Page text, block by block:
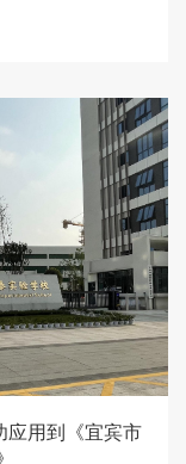
应用到《宜宾市